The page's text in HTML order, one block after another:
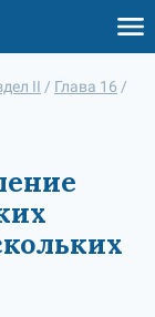
II / Глава 16 /